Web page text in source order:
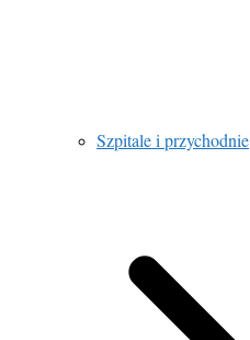
Szpitale i przychodnie